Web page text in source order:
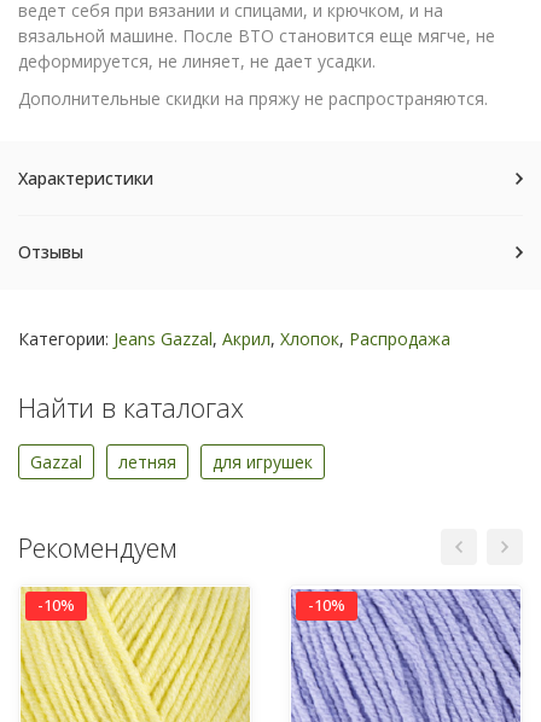
ведет себя при вязании и спицами, и крючком, и на
вязальной машине. После ВТО становится еще мягче, не
деформируется, не линяет, не дает усадки.
Дополнительные скидки на пряжу не распространяются.
Характеристики
Отзывы
Категории: Jeans Gazzal, Акрил, Хлопок, Распродажа
Найти в каталогах
Gazzal летняя для игрушек
Рекомендуем
-10% -10%